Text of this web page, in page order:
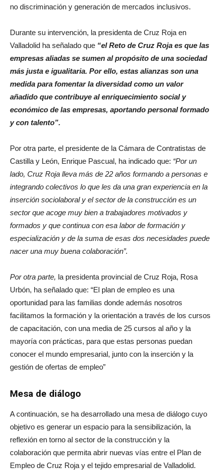
no discriminación y generación de mercados inclusivos.
Durante su intervención, la presidenta de Cruz Roja en
Valladolid ha señalado que “el Reto de Cruz Roja es que las
empresas aliadas se sumen al propósito de una sociedad
más justa e igualitaria. Por ello, estas alianzas son una
medida para fomentar la diversidad como un valor
añadido que contribuye al enriquecimiento social y
económico de las empresas, aportando personal formado
y con talento”.
Por otra parte, el presidente de la Cámara de Contratistas de
Castilla y León, Enrique Pascual, ha indicado que: “Por un
lado, Cruz Roja lleva más de 22 años formando a personas e
integrando colectivos lo que les da una gran experiencia en la
inserción sociolaboral y el sector de la construcción es un
sector que acoge muy bien a trabajadores motivados y
formados y que continua con esa labor de formación y
especialización y de la suma de esas dos necesidades puede
nacer una muy buena colaboración”.
Por otra parte, la presidenta provincial de Cruz Roja, Rosa
Urbón, ha señalado que: “El plan de empleo es una
oportunidad para las familias donde además nosotros
facilitamos la formación y la orientación a través de los cursos
de capacitación, con una media de 25 cursos al año y la
mayoría con prácticas, para que estas personas puedan
conocer el mundo empresarial, junto con la inserción y la
gestión de ofertas de empleo”
Mesa de diálogo
A continuación, se ha desarrollado una mesa de diálogo cuyo
objetivo es generar un espacio para la sensibilización, la
reflexión en torno al sector de la construcción y la
colaboración que permita abrir nuevas vías entre el Plan de
Empleo de Cruz Roja y el tejido empresarial de Valladolid.